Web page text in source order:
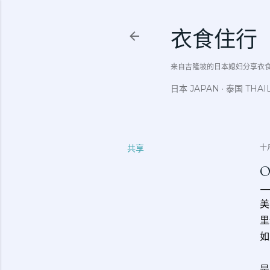
衣食住行
来自吉隆坡的日本媳妇分享
日本 JAPAN 泰国
共享 十